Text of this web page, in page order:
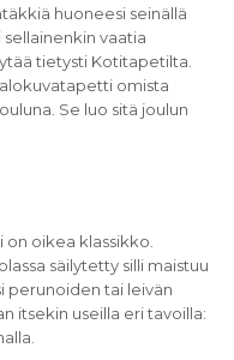
huoneesi seinällä
sellainenkin vaatia
tietysti Kotitapetilta.
omista
Se luo sitä joulun
on oikea klassikko.
säilytetty silli maistuu
perunoiden tai leivän
itsekin useilla eri tavoilla: